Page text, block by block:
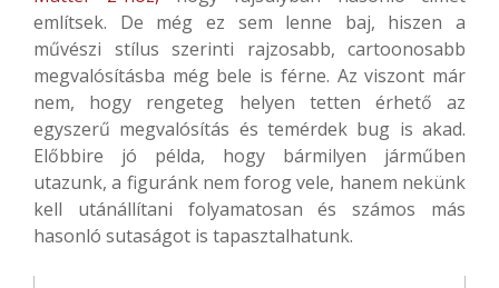
említsek. De még ez sem lenne baj, hiszen a
művészi stílus szerinti rajzosabb, cartoonosabb
megvalósításba még bele is férne. Az viszont már
nem, hogy rengeteg helyen tetten érhető az
egyszerű megvalósítás és temérdek bug is akad.
Előbbire jó példa, hogy bármilyen járműben
utazunk, a figuránk nem forog vele, hanem nekünk
kell utánállítani folyamatosan és számos más
hasonló sutaságot is tapasztalhatunk.